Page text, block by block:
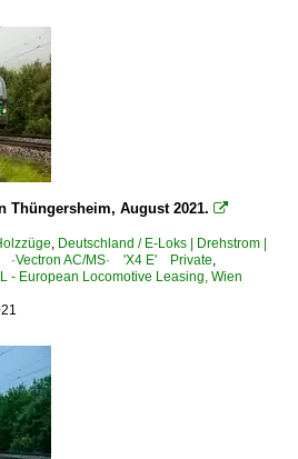
Thüngersheim, August 2021. 
, Deutschland / E-Loks | Drehstrom |
·Vectron AC/MS· 'X4 E' Private,
- European Locomotive Leasing, Wien